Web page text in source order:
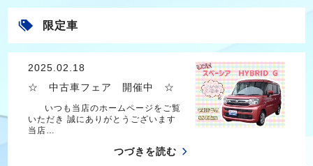
限定車
2025.02.18
☆ 中古車フェア 開催中 ☆
いつも当店のホームページをご覧
いただき 誠にありがとうございます
当店…
つづきを読む